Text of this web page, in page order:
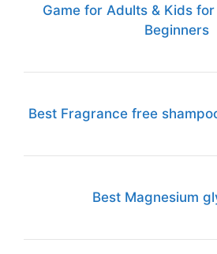
Game for Adults & Kids
Beginners
Best Fragrance free
Best Magnesium